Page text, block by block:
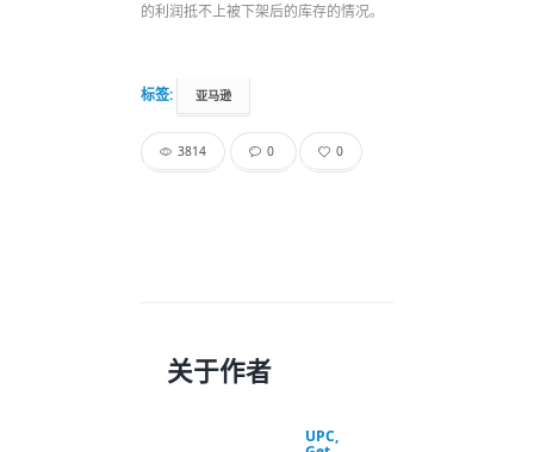
的利润抵不上被下架后的库存的情况。
标签: 亚马逊
3814 0 0
关于作者
UPC,